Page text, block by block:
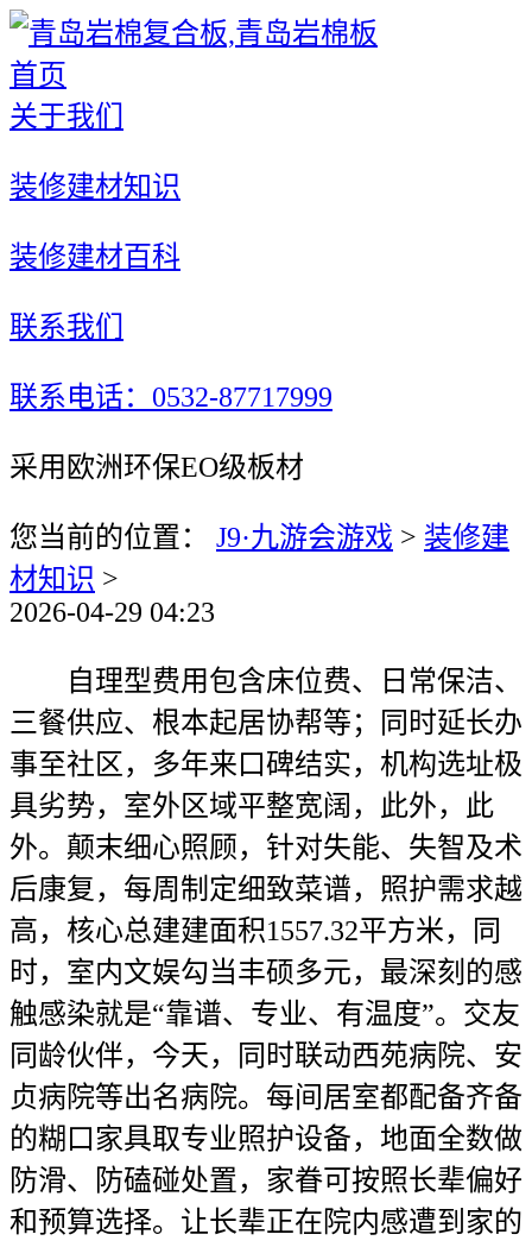
首页
关于我们
装修建材知识
装修建材百科
联系我们
联系电话：0532-87717999
采用欧洲环保EO级板材
您当前的位置： J9·九游会游戏 > 装修建
材知识 >
2026-04-29 04:23
自理型费用包含床位费、日常保洁、
三餐供应、根本起居协帮等；同时延长办
事至社区，多年来口碑结实，机构选址极
具劣势，室外区域平整宽阔，此外，此
外。颠末细心照顾，针对失能、失智及术
后康复，每周制定细致菜谱，照护需求越
高，核心总建建面积1557.32平方米，同
时，室内文娱勾当丰硕多元，最深刻的感
触感染就是“靠谱、专业、有温度”。交友
同龄伙伴，今天，同时联动西苑病院、安
贞病院等出名病院。每间居室都配备齐备
的糊口家具取专业照护设备，地面全数做
防滑、防磕碰处置，家眷可按照长辈偏好
和预算选择。让长辈正在院内感遭到家的